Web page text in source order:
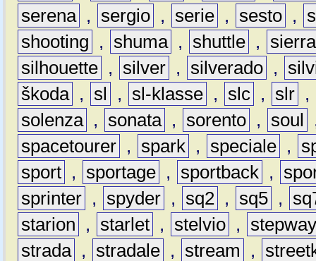
serena , sergio , serie , sesto ,
shooting
, shuma , shuttle ,
sierra
silhouette , silver , silverado ,
škoda , sl , sl-klasse , slc , slr ,
solenza , sonata , sorento , soul
spacetourer , spark , speciale ,
sport , sportage , sportback ,
sprinter , spyder , sq2 , sq5 ,
starion
, starlet , stelvio ,
strada , stradale , stream ,